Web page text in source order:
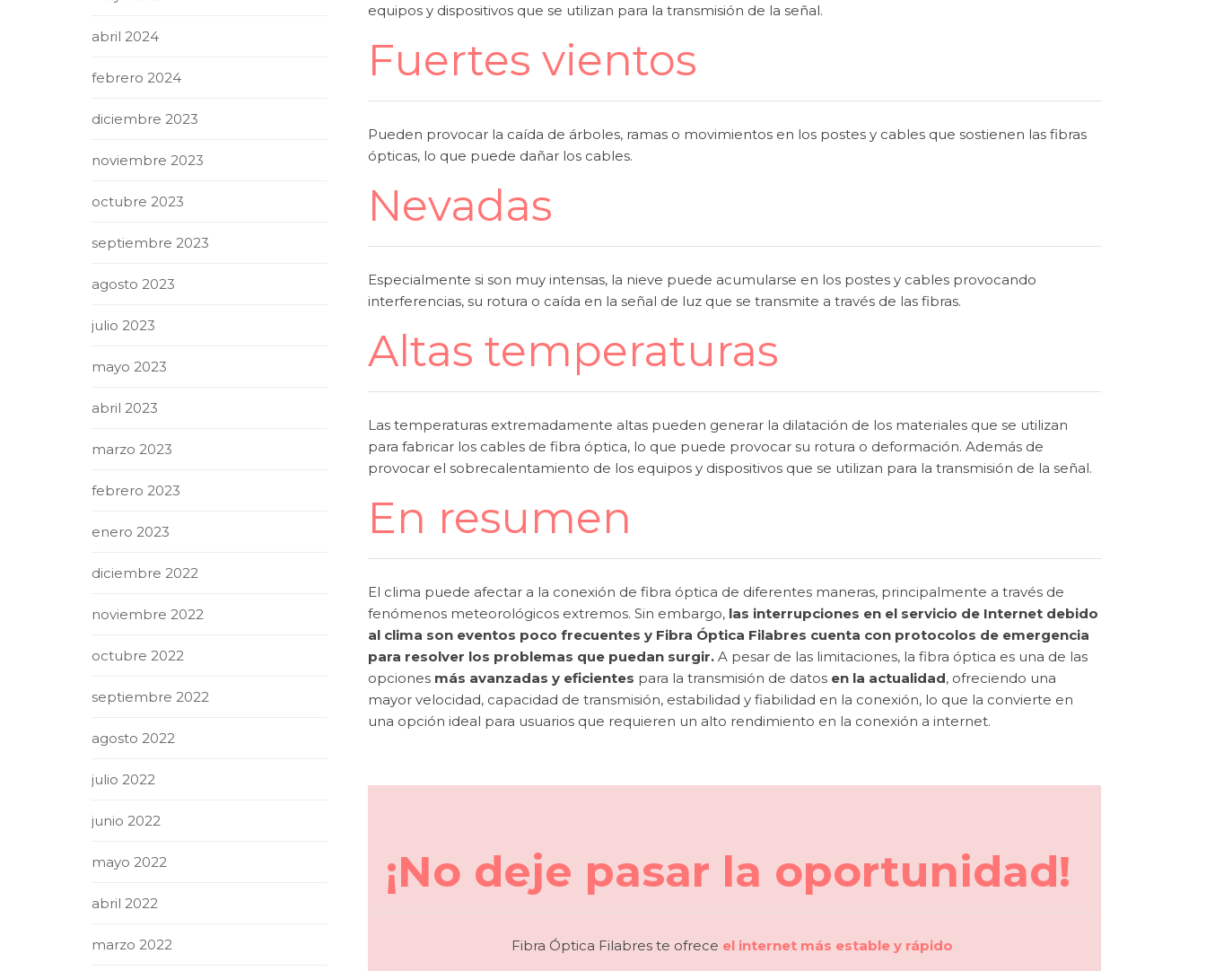
equipos y dispositivos que se utilizan para la transmisión de la señal.
Fuertes vientos
Pueden provocar la caída de árboles, ramas o movimientos en los postes y cables que sostienen las fibras
ópticas, lo que puede dañar los cables.
Nevadas
Especialmente si son muy intensas, la nieve puede acumularse en los postes y cables provocando
interferencias, su rotura o caída en la señal de luz que se transmite a través de las fibras.
Altas temperaturas
Las temperaturas extremadamente altas pueden generar la dilatación de los materiales que se utilizan
para fabricar los cables de fibra óptica, lo que puede provocar su rotura o deformación. Además de
provocar el sobrecalentamiento de los equipos y dispositivos que se utilizan para la transmisión de la señal.
En resumen
El clima puede afectar a la conexión de fibra óptica de diferentes maneras, principalmente a través de
fenómenos meteorológicos extremos. Sin embargo, las interrupciones en el servicio de Internet debido
al clima son eventos poco frecuentes y Fibra Óptica Filabres cuenta con protocolos de emergencia
para resolver los problemas que puedan surgir.A pesar de las limitaciones, la fibra óptica es una de las
opcionesmás avanzadas y eficientes para la transmisión de datosen la actualidad, ofreciendo una
mayor velocidad, capacidad de transmisión, estabilidad y fiabilidad en la conexión, lo que la convierte en
una opción ideal para usuarios que requieren un alto rendimiento en la conexión a internet.
¡No deje pasar la oportunidad!
Fibra Óptica Filabres te ofrece el internet más estable y rápido
abril 2024
febrero 2024
diciembre 2023
noviembre 2023
octubre 2023
septiembre 2023
agosto 2023
julio 2023
mayo 2023
abril 2023
marzo 2023
febrero 2023
enero 2023
diciembre 2022
noviembre 2022
octubre 2022
septiembre 2022
agosto 2022
julio 2022
junio 2022
mayo 2022
abril 2022
marzo 2022